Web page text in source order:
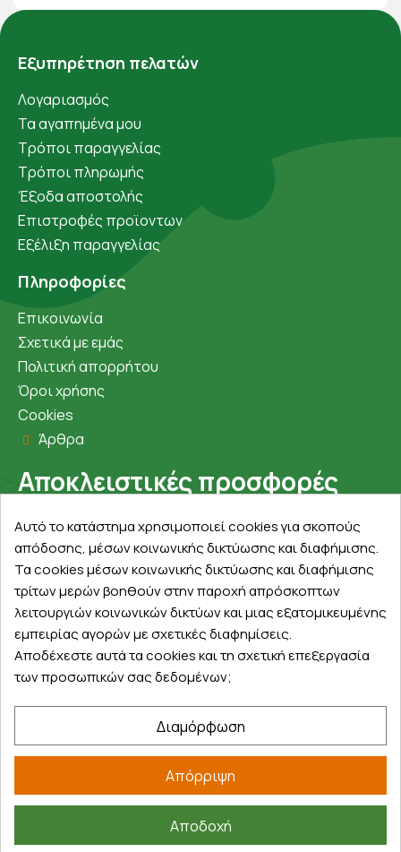
Εξυπηρέτηση πελατών
Λογαριασμός
Τα αγαπημένα μου
Τρόποι παραγγελίας
Τρόποι πληρωμής
Έξοδα αποστολής
Επιστροφές προϊοντων
Εξέλιξη παραγγελίας
Πληροφορίες
Επικοινωνία
Σχετικά με εμάς
Πολιτική απορρήτου
Όροι χρήσης
Cookies
Άρθρα
Αποκλειστικές προσφορές
Εγγραφείτε με το email σας για να ενημερώνεστε
πρώτοι για προσφορές, διαγωνισμούς, εκπτωτικούς
κωδικούς και μοναδικά δώρα!
Βρείτε μας στα social
©2026farmakeioexpress.gr
Αυτό το κατάστημα χρησιμοποιεί cookies για σκοπούς
απόδοσης, μέσων κοινωνικής δικτύωσης και διαφήμισης.
Τα cookies μέσων κοινωνικής δικτύωσης και διαφήμισης
τρίτων μερών βοηθούν στην παροχή απρόσκοπτων
λειτουργιών κοινωνικών δικτύων και μιας εξατομικευμένης
εμπειρίας αγορών με σχετικές διαφημίσεις.
Αποδέχεστε αυτά τα cookies και τη σχετική επεξεργασία
των προσωπικών σας δεδομένων;
Διαμόρφωση
Απόρριψη
Αποδοχή